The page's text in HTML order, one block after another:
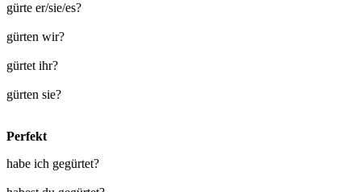
gürte er/sie/es?
gürten wir?
gürtet ihr?
gürten sie?
Perfekt
habe ich gegürtet?